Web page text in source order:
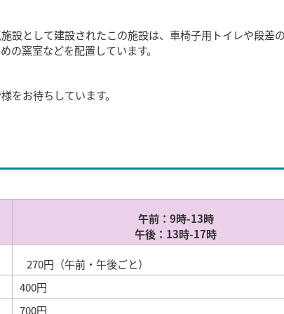
設として建設されたこの施設は、車椅子用トイレや段差
の窯室などを配置しています。
をお待ちしています。
午前：9時-13時
午後：13時-17時
270円（午前・午後ごと）
400円
700円